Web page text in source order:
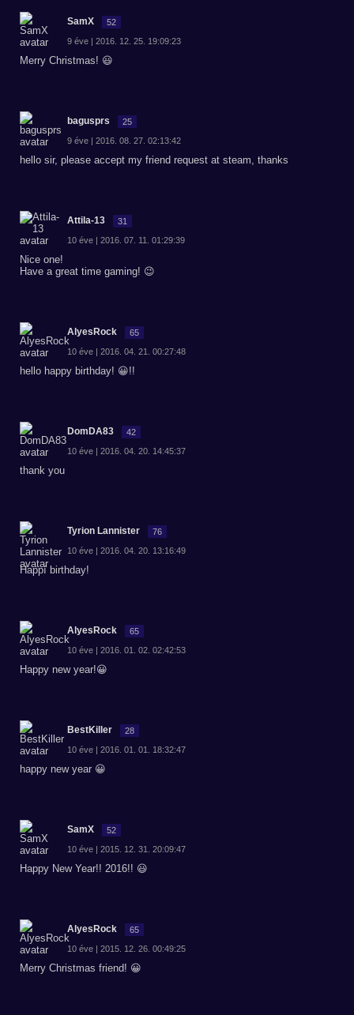
SamX 52
9 éve | 2016. 12. 25. 19:09:23
Merry Christmas! 😃
bagusprs 25
9 éve | 2016. 08. 27. 02:13:42
hello sir, please accept my friend request at steam, thanks
Attila-13 31
10 éve | 2016. 07. 11. 01:29:39
Nice one!
Have a great time gaming! 😉
AlyesRock 65
10 éve | 2016. 04. 21. 00:27:48
hello happy birthday! 😀!!
DomDA83 42
10 éve | 2016. 04. 20. 14:45:37
thank you
Tyrion Lannister 76
10 éve | 2016. 04. 20. 13:16:49
Happí birthday!
AlyesRock 65
10 éve | 2016. 01. 02. 02:42:53
Happy new year!😀
BestKiller 28
10 éve | 2016. 01. 01. 18:32:47
happy new year 😀
SamX 52
10 éve | 2015. 12. 31. 20:09:47
Happy New Year!! 2016!! 😃
AlyesRock 65
10 éve | 2015. 12. 26. 00:49:25
Merry Christmas friend! 😀